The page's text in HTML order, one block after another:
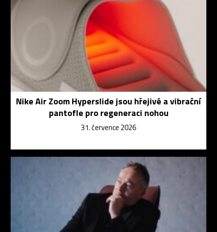
Nike Air Zoom Hyperslide jsou hřejivé a vibrační
pantofle pro regeneraci nohou
31. července 2026